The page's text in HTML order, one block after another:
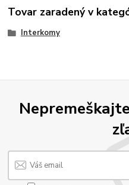
Tovar zaradený v
Interkomy